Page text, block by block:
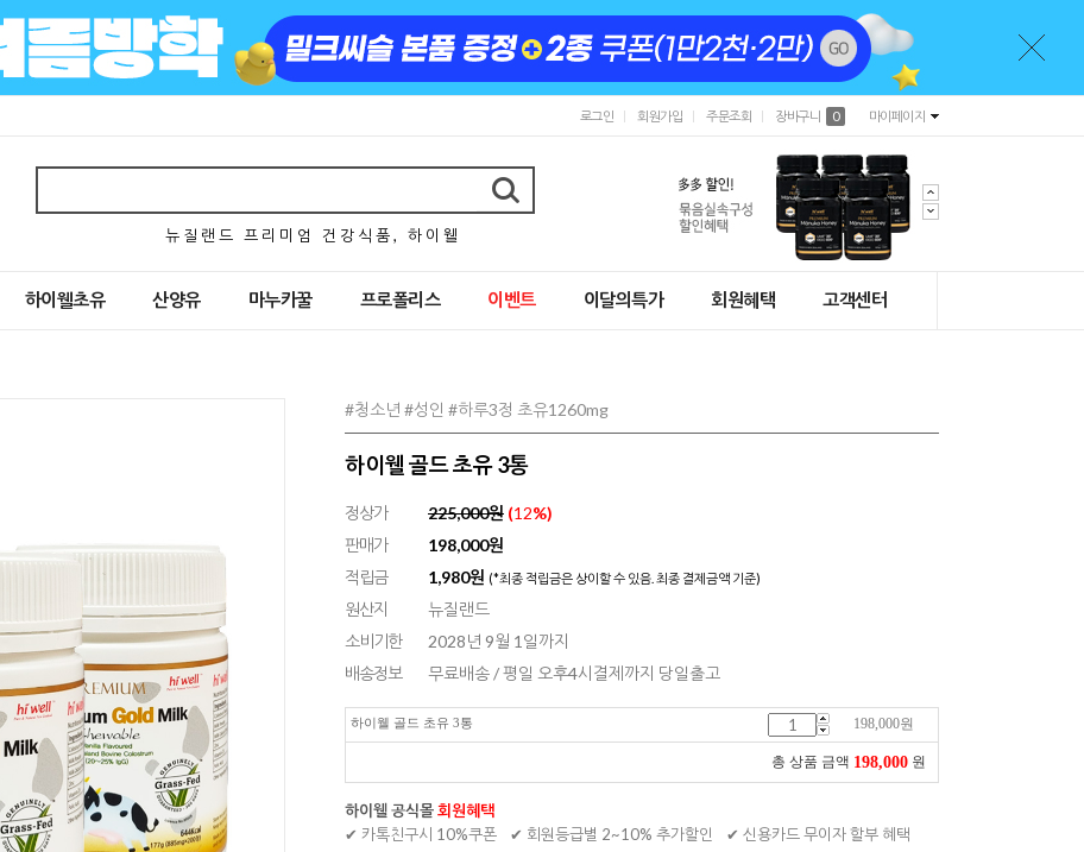
로그인 회원가입 주문조회 장바구니 0 마이페이지
뉴 질 랜 드 프 리 미 엄 건 강 식 품 , 하 이 웰
하이웰초유 산양유 마누카꿀 프로폴리스 이벤트 이달의특가 회원혜택 고객센터
#청소년 #성인 #하루3정 초유1260mg
하이웰 골드 초유 3통
정상가 225,000원 (12%)
판매가
198,000원
적립금
1,980원 (*최종 적립금은 상이할 수 있음. 최종 결제금액 기준)
원산지
뉴질랜드
소비기한
2028년 9월 1일까지
배송정보
무료배송 / 평일 오후4시결제까지 당일출고
하이웰 골드 초유 3통 198,000원
총 상품 금액 198,000 원
하이웰 공식몰회원혜택
✔ 카톡친구시 10%쿠폰
✔ 회원등급별 2~10% 추가할인 ✔ 신용카드 무이자 할부 혜택